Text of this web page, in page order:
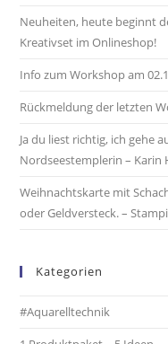
Neuheiten, heute beginnt
Kreativset im Onlineshop!
Info zum Workshop am
Rückmeldung der letzten
Ja du liest richtig, ich gehe
Nordseestemplerin – Karin
Weihnachtskarte mit
oder Geldversteck. –
Kategorien
#Aquarelltechnik